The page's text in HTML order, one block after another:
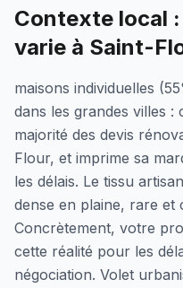
Contexte local
varie à Saint-
maisons individuelles
dans les grandes villes
majorité des devis
Flour, et imprime sa
les délais. Le tissu
dense en plaine, rare et
Concrètement, votre
cette réalité pour les
négociation. Volet